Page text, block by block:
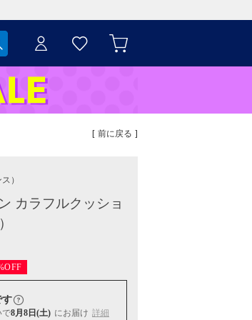
[ 前に戻る ]
）
カラフルクッショ
す
で8月8日(土) にお届け 詳細